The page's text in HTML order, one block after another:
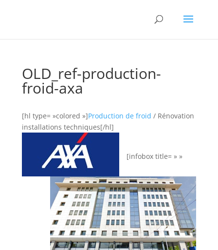
OLD_ref-production-
froid-axa
[hl type= »colored »]Production de froid / Rénovation
installations techniques[/hl]
[infobox title= » »